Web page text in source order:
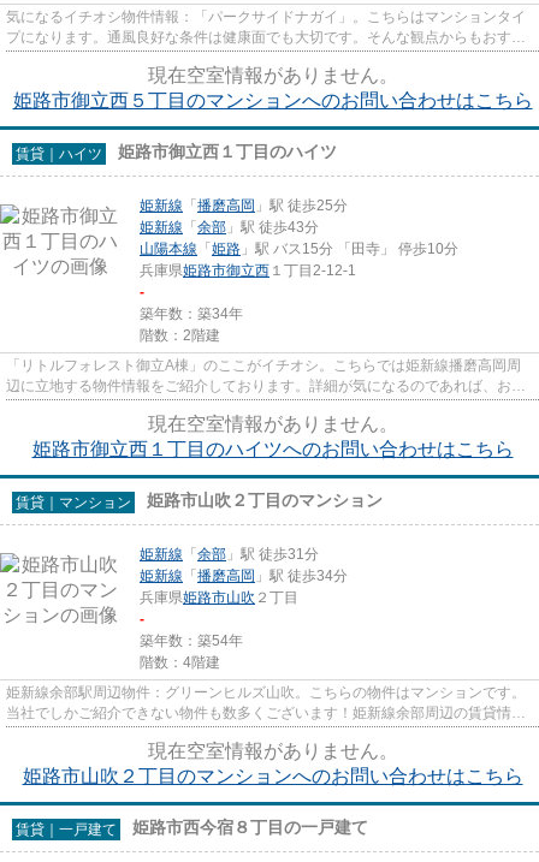
気になるイチオシ物件情報：「パークサイドナガイ」。こちらはマンションタイ
プになります。通風良好な条件は健康面でも大切です。そんな観点からもおすす
めの物件をご提供します。移...
現在空室情報がありません。
姫路市御立西５丁目のマンションへのお問い合わせはこちら
賃貸｜ハイツ 姫路市御立西１丁目のハイツ
姫新線 「播磨高岡 」駅 徒歩25分
姫新線 「余部 」駅 徒歩43分
山陽本線 「姫路 」駅 バス15分 「田寺」 停歩10分
兵庫県姫路市御立西 １丁目2-12-1
-
築年数：築34年
階数：2階建
「リトルフォレスト御立A棟」のここがイチオシ。こちらでは姫新線播磨高岡周
辺に立地する物件情報をご紹介しております。詳細が気になるのであれば、お気
軽にお問い合わせください。
現在空室情報がありません。
姫路市御立西１丁目のハイツへのお問い合わせはこちら
賃貸｜マンション 姫路市山吹２丁目のマンション
姫新線 「余部 」駅 徒歩31分
姫新線 「播磨高岡 」駅 徒歩34分
兵庫県姫路市山吹 ２丁目
-
築年数：築54年
階数：4階建
姫新線余部駅周辺物件：グリーンヒルズ山吹。こちらの物件はマンションです。
当社でしかご紹介できない物件も数多くございます！姫新線余部周辺の賃貸情報
をお求めなら、ぜひ当社にお...
現在空室情報がありません。
姫路市山吹２丁目のマンションへのお問い合わせはこちら
賃貸｜一戸建て 姫路市西今宿８丁目の一戸建て